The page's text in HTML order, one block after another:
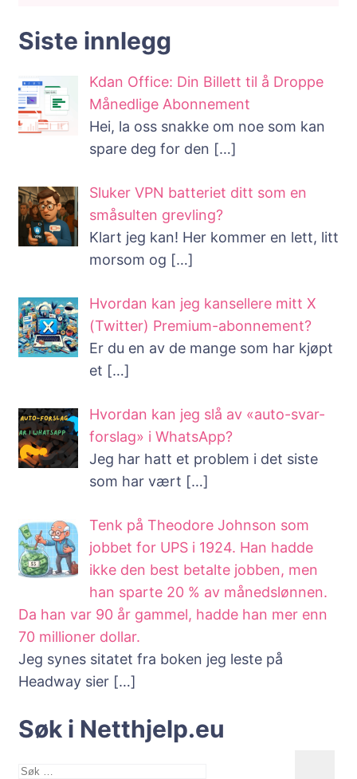
Siste innlegg
Kdan Office: Din Billett til å Droppe
Månedlige Abonnement
Hei, la oss snakke om noe som kan
spare deg for den […]
Sluker VPN batteriet ditt som en
småsulten grevling?
Klart jeg kan! Her kommer en lett, litt
morsom og […]
Hvordan kan jeg kansellere mitt X
(Twitter) Premium-abonnement?
Er du en av de mange som har kjøpt
et […]
Hvordan kan jeg slå av «auto-svar-
forslag» i WhatsApp?
Jeg har hatt et problem i det siste
som har vært […]
Tenk på Theodore Johnson som
jobbet for UPS i 1924. Han hadde
ikke den best betalte jobben, men
han sparte 20 % av månedslønnen.
Da han var 90 år gammel, hadde han mer enn
70 millioner dollar.
Jeg synes sitatet fra boken jeg leste på
Headway sier […]
Søk i Netthjelp.eu
Søk